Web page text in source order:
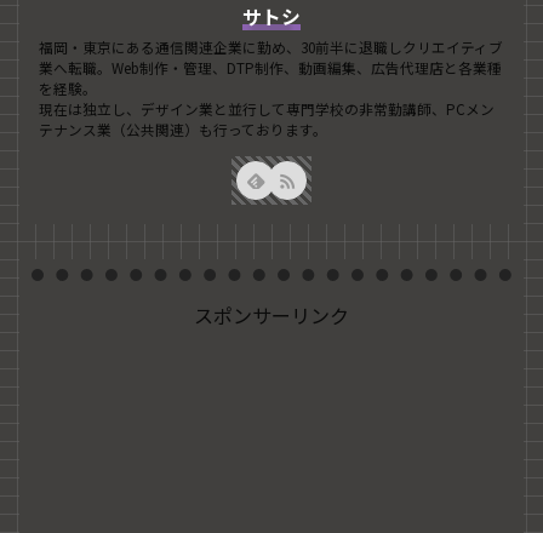
サトシ
福岡・東京にある通信関連企業に勤め、30前半に退職しクリエイティブ
業へ転職。Web制作・管理、DTP制作、動画編集、広告代理店と各業種
を経験。
現在は独立し、デザイン業と並行して専門学校の非常勤講師、PCメン
テナンス業（公共関連）も行っております。
スポンサーリンク